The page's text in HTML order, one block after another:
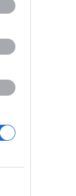
PNCR (Terheș)
Partidul Patrioților
FAR (Coarnă)
România pe
Altul
Arată